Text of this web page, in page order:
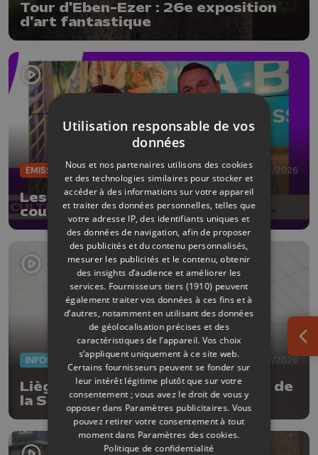
Tour d'Eben-Ezer : 26e exposition
d'art fantastique
ÉMISSIONS 12/06/2026
Les 10 ans de la Boverie : les
coulisses d'une collection
INFOS 11/06/2026
Liège ouvre son coeur à la Maison de
la Science
Utilisation responsable de vos
données
Nous et nos partenaires utilisons des cookies
et des technologies similaires pour stocker et
accéder à des informations sur votre appareil
et traiter des données personnelles, telles que
votre adresse IP, des identifiants uniques et
des données de navigation, afin de proposer
des publicités et du contenu personnalisés,
mesurer les publicités et le contenu, obtenir
des insights d’audience et améliorer les
services. Fournisseurs tiers (1910) peuvent
également traiter vos données à ces fins et à
d’autres, notamment en utilisant des données
de géolocalisation précises et des
caractéristiques de l’appareil. Vos choix
s’appliquent uniquement à ce site web.
Certains fournisseurs peuvent se fonder sur
leur intérêt légitime plutôt que sur votre
consentement ; vous avez le droit de vous y
opposer dans Paramètres publicitaires. Vous
pouvez retirer votre consentement à tout
moment dans Paramètres des cookies.
Politique de confidentialité